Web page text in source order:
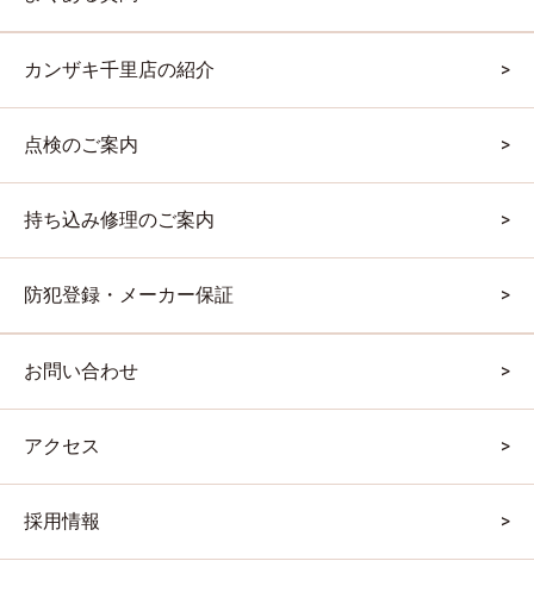
カンザキ千里店の紹介
点検のご案内
持ち込み修理のご案内
防犯登録・メーカー保証
お問い合わせ
アクセス
採用情報